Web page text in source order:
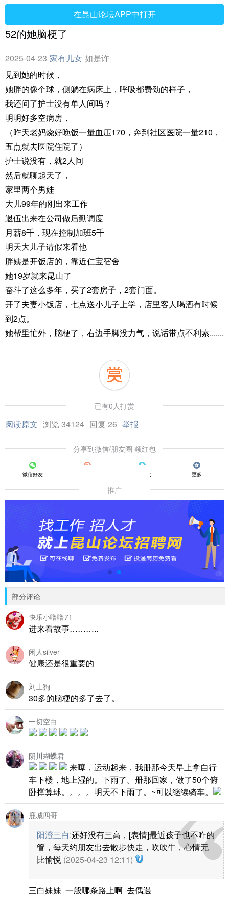
在昆山论坛APP中打开
52的她脑梗了
2025-04-23 家有儿女 如是许
见到她的时候，
她胖的像个球，侧躺在病床上，呼吸都费劲的样子，
我还问了护士没有单人间吗？
明明好多空病房，
（昨天老妈烧好晚饭一量血压170，奔到社区医院一量210，
五点就去医院住院了）
护士说没有，就2人间
然后就聊起天了，
家里两个男娃
大儿99年的刚出来工作
退伍出来在公司做后勤调度
月薪8千，现在控制加班5千
明天大儿子请假来看他
胖姨是开饭店的，靠近仁宝宿舍
她19岁就来昆山了
奋斗了这么多年，买了2套房子，2套门面。
开了夫妻小饭店，七点送小儿子上学，店里客人喝酒有时候
到2点。
她帮里忙外，脑梗了，右边手脚没力气，说话带点不利索.......
已有0人打赏
阅读原文 浏览 34124 回复 26 举报
分享到微信/朋友圈 领红包
微信好友 QQ好友 更多
推广
部分评论
快乐小噜噜71
进来看故事………..
闲人silver
健康还是很重要的
刘土狗
30多的脑梗的多了去了。
一切空白
阴川蝴蝶君
来噻，运动起来，我册那今天早上拿自行
车下楼，地上湿的。下雨了。册那回家，做了50个俯
卧撑算球。。。。明天不下雨了。~可以继续骑车。
鹿城四哥
阳澄三白:还好没有三高，[表情]最近孩子也不咋的
管，每天约朋友出去散步快走，吹吹牛，心情无
比愉悦 (2025-04-23 12:11)
三白妹妹 一般哪条路上啊 去偶遇